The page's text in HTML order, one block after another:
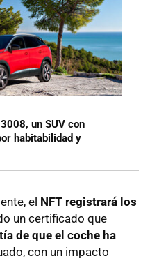
un SUV con
habitabilidad y
el NFT registrará los
un certificado que
de que el coche ha
con un impacto